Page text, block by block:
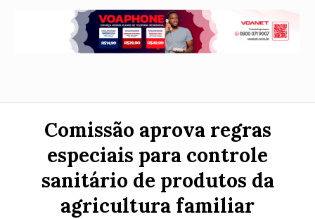
Comissão aprova regras
especiais para controle
sanitário de produtos da
agricultura familiar